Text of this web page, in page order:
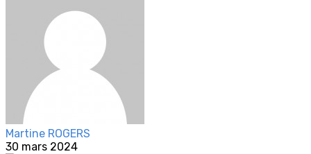
Martine ROGERS
30 mars 2024